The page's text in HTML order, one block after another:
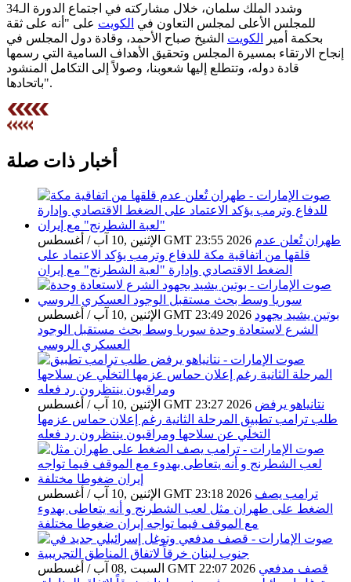
وشدد الملك سلمان، خلال مشاركته في اجتماع الدورة الـ34
للمجلس الأعلى لمجلس التعاون في الكويت على "أنه على ثقة
بحكمة أمير
الكويت الشيخ صباح الأحمد، وقادة دول المجلس في
إنجاح الارتقاء بمسيرة المجلس وتحقيق الأهداف السامية التي رسمها
قادة دوله، وتتطلع إليها شعوبنا، وصولاً إلى التكامل المنشود
باتحادها".
أخبار ذات صلة
الإثنين ,10 آب / أغسطس GMT 23:55 2026 طهران تُعلن عدم
قلقها من اتفاقية مكة للدفاع وترمب يؤكد الاعتماد على
الضغط الاقتصادي وإدارة "لعبة الشطرنج" مع إيران
الإثنين ,10 آب / أغسطس GMT 23:49 2026 بوتين يشيد بجهود
الشرع لاستعادة وحدة سوريا وسط بحث مستقبل الوجود
العسكري الروسي
الإثنين ,10 آب / أغسطس GMT 23:27 2026 نتانياهو يرفض
طلب ترامب تطبيق المرحلة الثانية رغم إعلان حماس عزمها
التخلَي عن سلاحها ومراقبون ينتظرون رد فعله
الإثنين ,10 آب / أغسطس GMT 23:18 2026 ترامب يصف
الضغط على طهران مثل لعب الشطرنج و أنه يتعاطى بهدوء
مع الموقف فيما تواجه إيران ضغوطا مختلفة
السبت ,08 آب / أغسطس GMT 22:07 2026 قصف مدفعي